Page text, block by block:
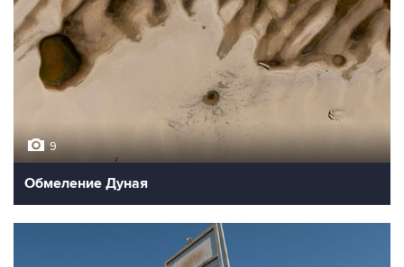
9
Обмеление Дуная